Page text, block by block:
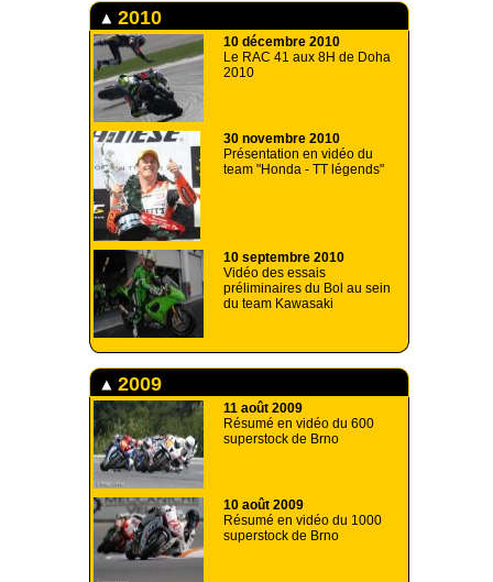
2010
10 décembre 2010
Le RAC 41 aux 8H de Doha
2010
30 novembre 2010
Présentation en vidéo du
team "Honda - TT légends"
10 septembre 2010
Vidéo des essais
préliminaires du Bol au sein
du team Kawasaki
2009
11 août 2009
Résumé en vidéo du 600
superstock de Brno
10 août 2009
Résumé en vidéo du 1000
superstock de Brno